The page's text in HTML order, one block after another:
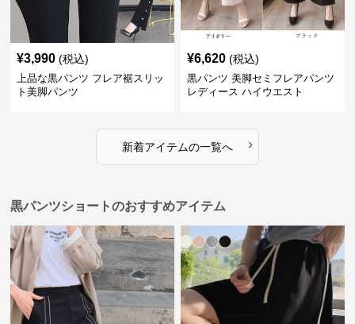
¥3,990 (税込)
上品な黒パンツ フレア裾スリッ
ト美脚パンツ
¥6,620 (税込)
黒パンツ 美脚セミフレアパンツ
レディース ハイウエスト
新着アイテムの一覧へ ›
黒パンツショートのおすすめアイテム